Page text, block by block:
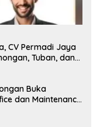
CV Permadi Jaya
Tuban, dan
Buka
dan Maintenance